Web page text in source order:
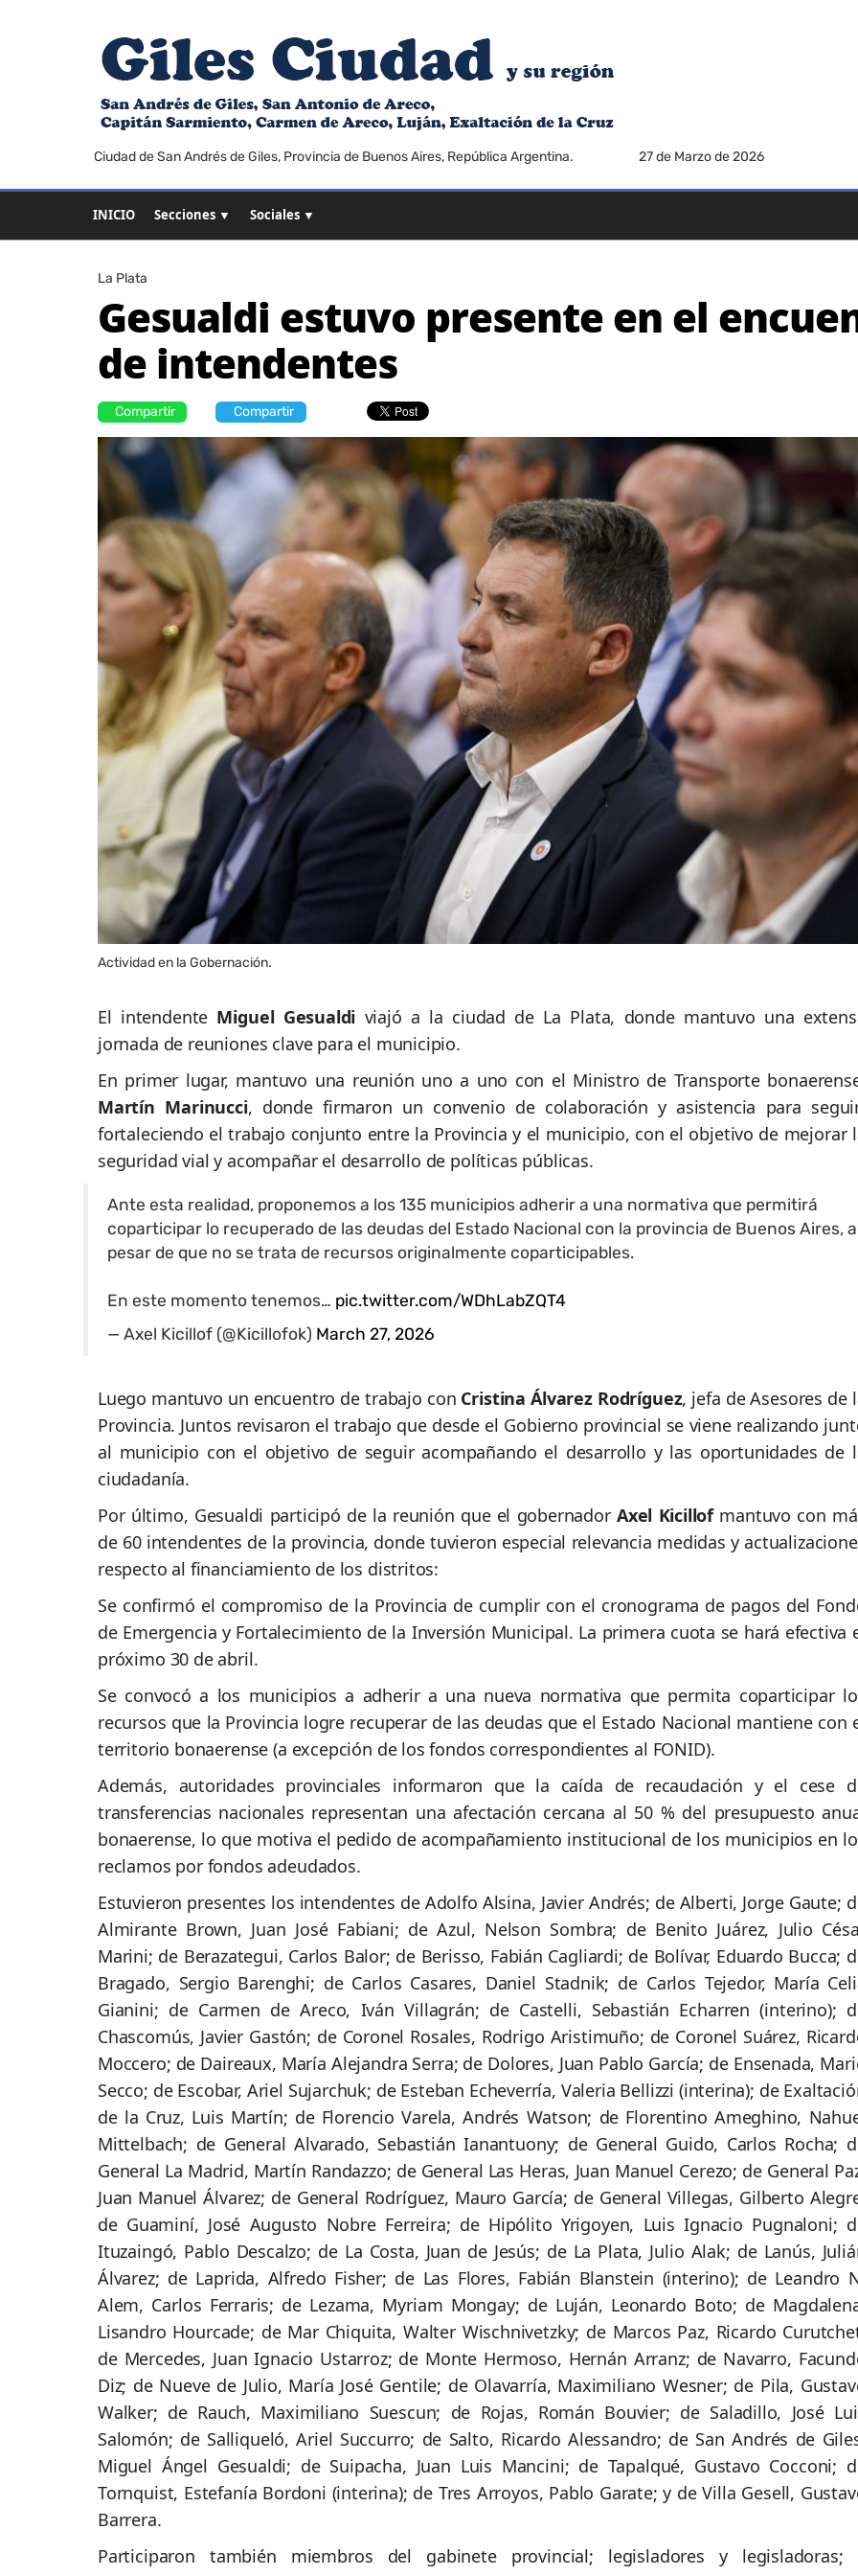
Ciudad de San Andrés de Giles, Provincia de Buenos Aires, República Argentina. 27 de Marzo de 2026
INICIO Secciones ▼ Sociales ▼
La Plata
Gesualdi estuvo presente en el
de intendentes
Compartir Compartir
Actividad en la Gobernación.
El intendente Miguel Gesualdi viajó a la ciudad de La Plata, donde mantuvo una
jornada de reuniones clave para el municipio.
En primer lugar, mantuvo una reunión uno a uno con el Ministro de Transporte
Martín Marinucci, donde firmaron un convenio de colaboración y asistencia para
fortaleciendo el trabajo conjunto entre la Provincia y el municipio, con el objetivo de mejorar
seguridad vial y acompañar el desarrollo de políticas públicas.
Ante esta realidad, proponemos a los 135 municipios adherir a una normativa que permitirá
coparticipar lo recuperado de las deudas del Estado Nacional con la provincia de Buenos Aires, a
pesar de que no se trata de recursos originalmente coparticipables.
En este momento tenemos… pic.twitter.com/WDhLabZQT4
— Axel Kicillof (@Kicillofok) March 27, 2026
Luego mantuvo un encuentro de trabajo con Cristina Álvarez Rodríguez, jefa de Asesores de
Provincia. Juntos revisaron el trabajo que desde el Gobierno provincial se viene realizando
al municipio con el objetivo de seguir acompañando el desarrollo y las oportunidades de
ciudadanía.
Por último, Gesualdi participó de la reunión que el gobernadorAxel Kicillof mantuvo con
de 60 intendentes de la provincia, donde tuvieron especial relevancia medidas y
respecto al financiamiento de los distritos:
Se confirmó el compromiso de la Provincia de cumplir con el cronograma de pagos del
de Emergencia y Fortalecimiento de la Inversión Municipal. La primera cuota se hará efectiva
próximo 30 de abril.
Se convocó a los municipios a adherir a una nueva normativa que permita coparticipar
recursos que la Provincia logre recuperar de las deudas que el Estado Nacional mantiene con
territorio bonaerense (a excepción de los fondos correspondientes al FONID).
Además, autoridades provinciales informaron que la caída de recaudación y el cese
transferencias nacionales representan una afectación cercana al 50 % del presupuesto
bonaerense, lo que motiva el pedido de acompañamiento institucional de los municipios en
reclamos por fondos adeudados.
Estuvieron presentes los intendentes de Adolfo Alsina, Javier Andrés; de Alberti, Jorge Gaute;
Almirante Brown, Juan José Fabiani; de Azul, Nelson Sombra; de Benito Juárez, Julio
Marini; de Berazategui, Carlos Balor; de Berisso, Fabián Cagliardi; de Bolívar, Eduardo Bucca;
Bragado, Sergio Barenghi; de Carlos Casares, Daniel Stadnik; de Carlos Tejedor, María
Gianini; de Carmen de Areco, Iván Villagrán; de Castelli, Sebastián Echarren (interino);
Chascomús, Javier Gastón; de Coronel Rosales, Rodrigo Aristimuño; de Coronel Suárez,
Moccero; de Daireaux, María Alejandra Serra; de Dolores, Juan Pablo García; de Ensenada,
Secco; de Escobar, Ariel Sujarchuk; de Esteban Echeverría, Valeria Bellizzi (interina); de
de la Cruz, Luis Martín; de Florencio Varela, Andrés Watson; de Florentino Ameghino,
Mittelbach; de General Alvarado, Sebastián Ianantuony; de General Guido, Carlos Rocha;
General La Madrid, Martín Randazzo; de General Las Heras, Juan Manuel Cerezo; de General
Juan Manuel Álvarez; de General Rodríguez, Mauro García; de General Villegas, Gilberto
de Guaminí, José Augusto Nobre Ferreira; de Hipólito Yrigoyen, Luis Ignacio Pugnaloni;
Ituzaingó, Pablo Descalzo; de La Costa, Juan de Jesús; de La Plata, Julio Alak; de Lanús,
Álvarez; de Laprida, Alfredo Fisher; de Las Flores, Fabián Blanstein (interino); de Leandro
Alem, Carlos Ferraris; de Lezama, Myriam Mongay; de Luján, Leonardo Boto; de
Lisandro Hourcade; de Mar Chiquita, Walter Wischnivetzky; de Marcos Paz, Ricardo
de Mercedes, Juan Ignacio Ustarroz; de Monte Hermoso, Hernán Arranz; de Navarro,
Diz; de Nueve de Julio, María José Gentile; de Olavarría, Maximiliano Wesner; de Pila,
Walker; de Rauch, Maximiliano Suescun; de Rojas, Román Bouvier; de Saladillo, José
Salomón; de Salliqueló, Ariel Succurro; de Salto, Ricardo Alessandro; de San Andrés de
Miguel Ángel Gesualdi; de Suipacha, Juan Luis Mancini; de Tapalqué, Gustavo Cocconi;
Tornquist, Estefanía Bordoni (interina); de Tres Arroyos, Pablo Garate; y de Villa Gesell,
Barrera.
Participaron también miembros del gabinete provincial; legisladores y legisladoras;